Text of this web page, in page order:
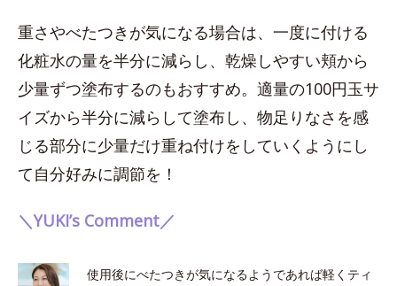
重さやべたつきが気になる場合は、一度に付ける
化粧水の量を半分に減らし、乾燥しやすい頬から
少量ずつ塗布するのもおすすめ。適量の100円玉サ
イズから半分に減らして塗布し、物足りなさを感
じる部分に少量だけ重ね付けをしていくようにし
て自分好みに調節を！
＼YUKI’s Comment／
使用後にべたつきが気になるようであれば軽くティ